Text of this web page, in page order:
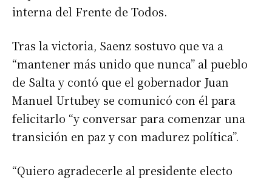
interna del Frente de Todos.
Tras la victoria, Saenz sostuvo que va a
“mantener más unido que nunca” al pueblo
de Salta y contó que el gobernador Juan
Manuel Urtubey se comunicó con él para
felicitarlo “y conversar para comenzar una
transición en paz y con madurez política”.
“Quiero agradecerle al presidente electo